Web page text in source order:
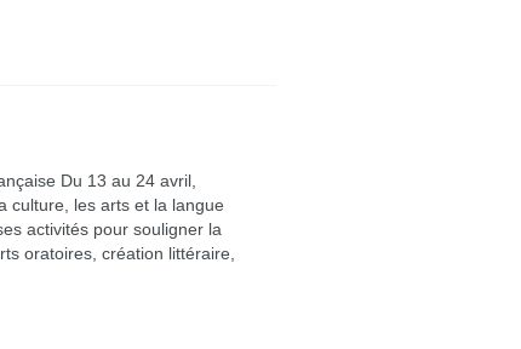
Du 13 au 24 avril,
culture, les arts et la langue
activités pour souligner la
oratoires, création littéraire,